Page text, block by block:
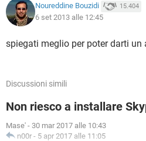
Noureddine Bouzidi 15.404
6 set 2013 alle 12:45
spiegati meglio per poter darti un
Discussioni simili
Non riesco a installare
Mase' - 30 mar 2017 alle 10:43
n00r - 5 apr 2017 alle 11:05